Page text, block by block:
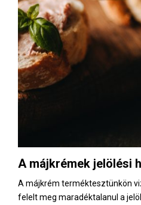
A májkrémek jelölési
A májkrém terméktesztünkön
felelt meg maradéktalanul a